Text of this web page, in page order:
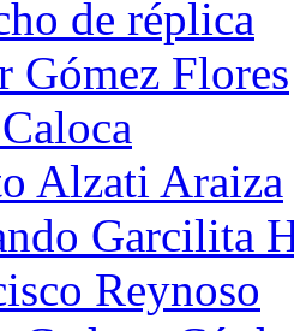
de réplica
Gómez Flores
Alzati Araiza
Garcilita
Reynoso